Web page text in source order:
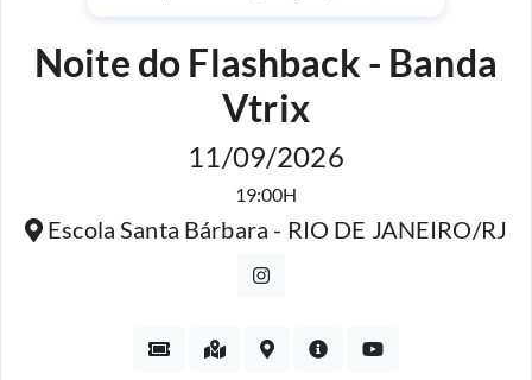
Noite do Flashback - Banda
Vtrix
11/09/2026
19:00H
Escola Santa Bárbara - RIO DE JANEIRO/RJ